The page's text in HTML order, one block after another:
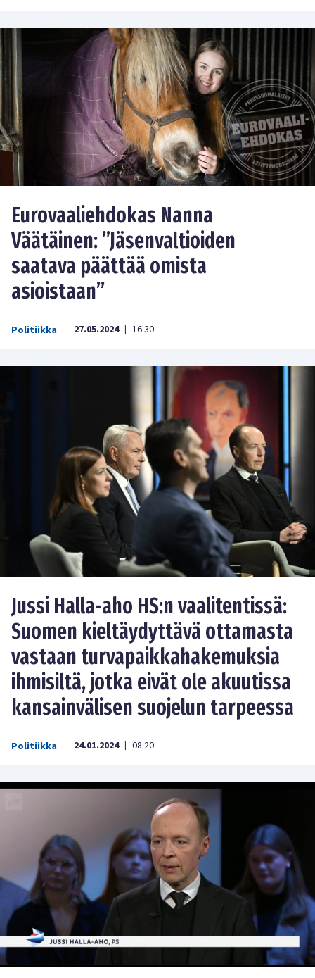
Eurovaaliehdokas Nanna
Väätäinen: ”Jäsenvaltioiden
saatava päättää omista
asioistaan”
Politiikka 27.05.2024 | 16:30
Jussi Halla-aho HS:n vaalitentissä:
Suomen kieltäydyttävä ottamasta
vastaan turvapaikkahakemuksia
ihmisiltä, jotka eivät ole akuutissa
kansainvälisen suojelun tarpeessa
Politiikka 24.01.2024 | 08:20